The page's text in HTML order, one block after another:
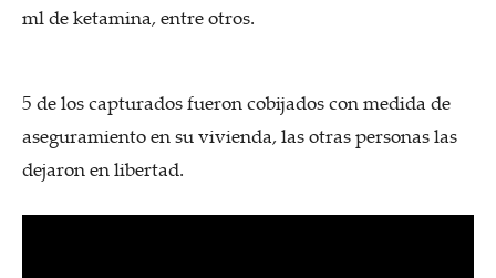
ml de ketamina, entre otros.
5 de los capturados fueron cobijados con medida de
aseguramiento en su vivienda, las otras personas las
dejaron en libertad.